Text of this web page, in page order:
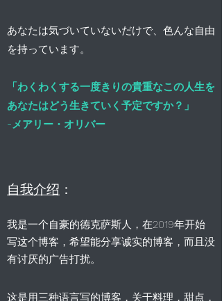
あなたは気づいていないだけで、色んな自由
を持っています。
「わくわくする一度きりの貴重なこの人生を
あなたはどう生きていく予定ですか？」
-メアリー・オリバー
自我介绍 ：
我是一个自豪的德克萨斯人，在2019年开始
写这个博客，希望能分享诚实的博客，而且没
有讨厌的广告打扰。
这是用三种语言写的博客，关于料理，甜点，